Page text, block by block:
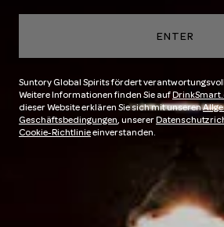
ENTER
Suntory Global Spirits fördert
Weitere Informationen finden Sie auf
dieser Website erklären Sie sich mit unseren
Geschäftsbedingungen, unserer
Cookie-Richtlinieeinverstanden.